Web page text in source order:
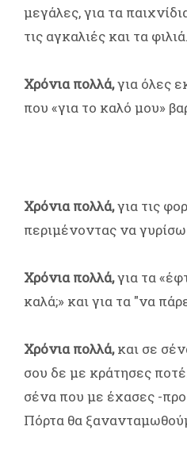
μεγάλες, για τα
τις αγκαλιές και τα φιλιά.
Χρόνια πολλά,για όλες
που «για το καλό μου»
Χρόνια πολλά,για τις
περιμένοντας να
Χρόνια πολλά,για τα
καλά;» και για τα "να
Χρόνια πολλά,και σε
σου δε με κράτησες
σένα που με έχασες -
Πόρτα θα